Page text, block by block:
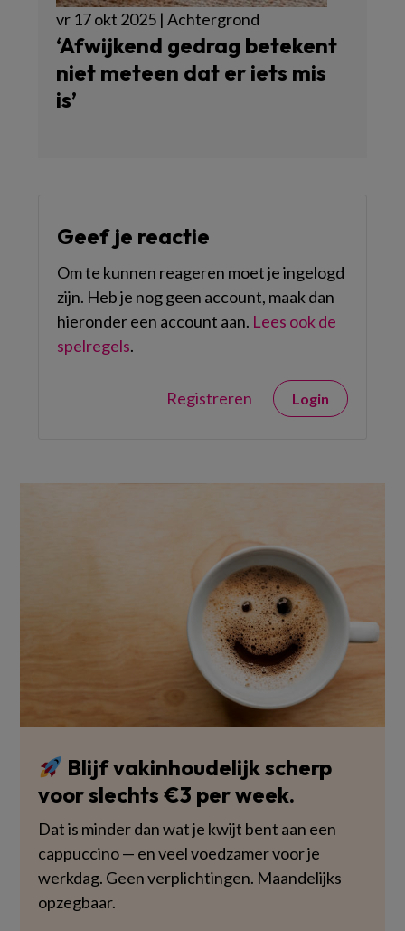
vr 17 okt 2025 | Achtergrond
‘Afwijkend gedrag betekent
niet meteen dat er iets mis
is’
Geef je reactie
Om te kunnen reageren moet je ingelogd
zijn. Heb je nog geen account, maak dan
hieronder een account aan. Lees ook de
spelregels.
Registreren Login
Blijf vakinhoudelijk scherp
voor slechts €3 per week.
Dat is minder dan wat je kwijt bent aan een
cappuccino — en veel voedzamer voor je
werkdag. Geen verplichtingen. Maandelijks
opzegbaar.